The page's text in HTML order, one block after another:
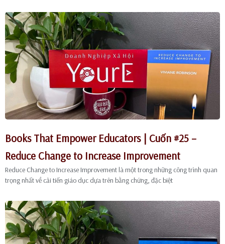
Books That Empower Educators | Cuốn #25 –
Reduce Change to Increase Improvement
Reduce Change to Increase Improvement là một trong những công trình quan
trọng nhất về cải tiến giáo dục dựa trên bằng chứng, đặc biệt